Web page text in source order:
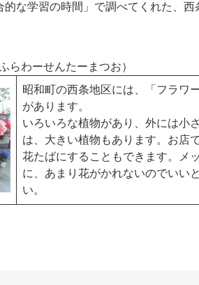
な学習の時間」で調べてくれた、西
らわーせんたーまつお）
昭和町の西条地区には、「フラワ
があります。
いろいろな植物があり、外には小
は、大きい植物もあります。お店
花たばにすることもできます。メ
に、あまり花がかれないのでいい
い。